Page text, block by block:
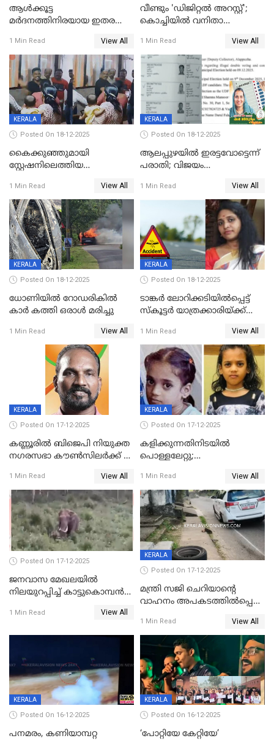
ആൾക്കൂട്ട
മർദനത്തിനിരയായ ഇതര
നടുക്കുന്ന സംഭവം
വാളയാറിൽ
1 Min Read View All
വീണ്ടും 'ഡിജിറ്റല്‍ അറസ്റ്റ്';
കൊച്ചിയില്‍ വനിതാ
കോടി രൂപ
1 Min Read View All
KERALA
Posted On 18-12-2025
കൈക്കുഞ്ഞുമായി
സ്റ്റേഷനിലെത്തിയ
കരണത്തടിച്ചു; CC ടിവി
ദൃശ്യങ്ങൾ പുറത്ത്
1 Min Read View All
KERALA
Posted On 18-12-2025
ആലപ്പുഴയിൽ ഇരട്ടവോട്ടെന്ന്
പരാതി; വിജയം
വാർഡിലെ എൽഡിഎഫ്
സ്ഥാനാർത്ഥി
1 Min Read View All
KERALA
Posted On 18-12-2025
ധോണിയിൽ റോഡരികിൽ
കാർ കത്തി ഒരാൾ മരിച്ചു
1 Min Read View All
KERALA
Posted On 18-12-2025
ടാങ്കർ ലോറിക്കടിയിൽപ്പെട്ട്
സ്കൂട്ടർ യാത്രക്കാരിയ്ക്ക്
കണ്ടോത്ത് ദേശീയ പാതയിൽ
1 Min Read View All
KERALA
Posted On 17-12-2025
കണ്ണൂരിൽ ബിജെപി നിയുക്ത
നഗരസഭാ കൗൺസിലർക്ക് 36
1 Min Read View All
KERALA
Posted On 17-12-2025
കളിക്കുന്നതിനിടയിൽ
പൊള്ളലേറ്റു;
ക്ലാസ് വിദ്യാർത്ഥിനി മരിച്ചു
1 Min Read View All
Posted On 17-12-2025
ജനവാസ മേഖലയില്‍
നിലയുറപ്പിച്ച് കാട്ടുകൊമ്പന്‍
1 Min Read View All
KERALA
Posted On 17-12-2025
മന്ത്രി സജി ചെറിയാന്റെ
വാഹനം അപകടത്തിൽപ്പെട്ടു;
രക്ഷപ്പെട്ടത് തലനാരിടയ്ക്ക്
1 Min Read View All
KERALA
Posted On 16-12-2025
പനമരം, കണിയാമ്പറ്റ
KERALA
Posted On 16-12-2025
‘പോറ്റിയേ കേറ്റിയേ’